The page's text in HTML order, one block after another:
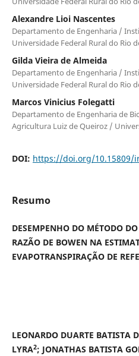
Alexandre Lioi Nascentes
Departamento de Engenharia /
Universidade Federal Rural do Rio
Gilda Vieira de Almeida
Departamento de Engenharia /
Universidade Federal Rural do Rio
Marcos Vinicius Folegatti
Departamento de Engenharia de
Agricultura Luiz de Queiroz /
DOI: https://doi.org/10.15809/
Resumo
DESEMPENHO DO MÉTODO
RAZÃO DE BOWEN NA
EVAPOTRANSPIRAÇÃO DE
LEONARDO DUARTE BATISTA
LYRA2; JONATHAS BATISTA